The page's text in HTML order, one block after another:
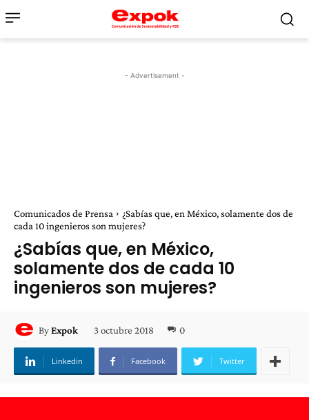
- Advertisement -
Comunicados de Prensa
¿Sabías que, en México, solamente dos de
cada 10 ingenieros son mujeres?
¿Sabías que, en México,
solamente dos de cada 10
ingenieros son mujeres?
ByExpok 3 octubre 2018 0
Linkedin Facebook Twitter